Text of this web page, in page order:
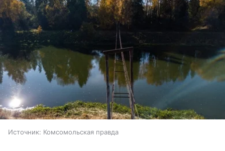
Источник: Комсомольская правда